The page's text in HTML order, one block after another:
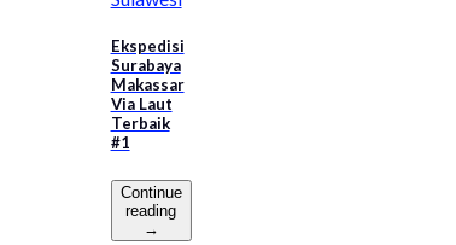
Ekspedisi
Surabaya
Makassar
Via Laut
Terbaik
#1
Continue
reading
→